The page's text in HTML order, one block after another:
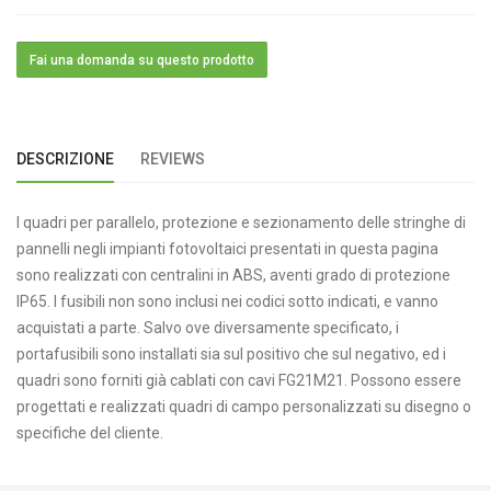
Fai una domanda su questo prodotto
DESCRIZIONE REVIEWS
I quadri per parallelo, protezione e sezionamento delle stringhe di
pannelli negli impianti fotovoltaici presentati in questa pagina
sono realizzati con centralini in ABS, aventi grado di protezione
IP65. I fusibili non sono inclusi nei codici sotto indicati, e vanno
acquistati a parte. Salvo ove diversamente specificato, i
portafusibili sono installati sia sul positivo che sul negativo, ed i
quadri sono forniti già cablati con cavi FG21M21. Possono essere
progettati e realizzati quadri di campo personalizzati su disegno o
specifiche del cliente.